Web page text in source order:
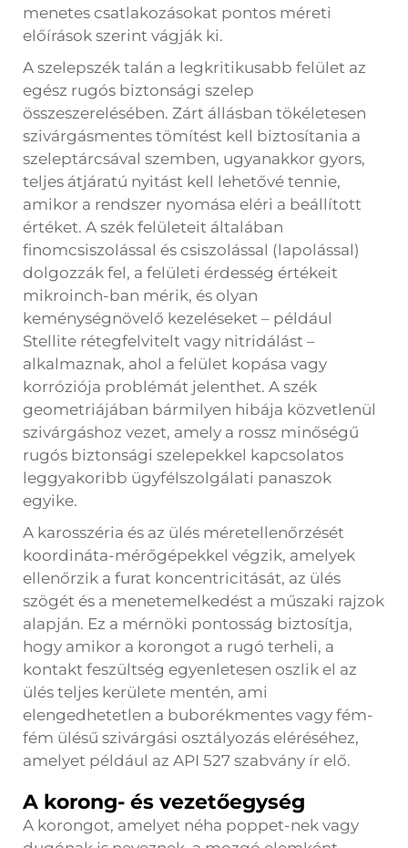
menetes csatlakozásokat pontos méreti
előírások szerint vágják ki.
A szelepszék talán a legkritikusabb felület az
egész rugós biztonsági szelep
összeszerelésében. Zárt állásban tökéletesen
szivárgásmentes tömítést kell biztosítania a
szeleptárcsával szemben, ugyanakkor gyors,
teljes átjáratú nyitást kell lehetővé tennie,
amikor a rendszer nyomása eléri a beállított
értéket. A szék felületeit általában
finomcsiszolással és csiszolással (lapolással)
dolgozzák fel, a felületi érdesség értékeit
mikroinch-ban mérik, és olyan
keménységnövelő kezeléseket – például
Stellite rétegfelvitelt vagy nitridálást –
alkalmaznak, ahol a felület kopása vagy
korróziója problémát jelenthet. A szék
geometriájában bármilyen hibája közvetlenül
szivárgáshoz vezet, amely a rossz minőségű
rugós biztonsági szelepekkel kapcsolatos
leggyakoribb ügyfélszolgálati panaszok
egyike.
A karosszéria és az ülés méretellenőrzését
koordináta-mérőgépekkel végzik, amelyek
ellenőrzik a furat koncentricitását, az ülés
szögét és a menetemelkedést a műszaki rajzok
alapján. Ez a mérnöki pontosság biztosítja,
hogy amikor a korongot a rugó terheli, a
kontakt feszültség egyenletesen oszlik el az
ülés teljes kerülete mentén, ami
elengedhetetlen a buborékmentes vagy fém-
fém ülésű szivárgási osztályozás eléréséhez,
amelyet például az API 527 szabvány ír elő.
A korong- és vezetőegység
A korongot, amelyet néha poppet-nek vagy